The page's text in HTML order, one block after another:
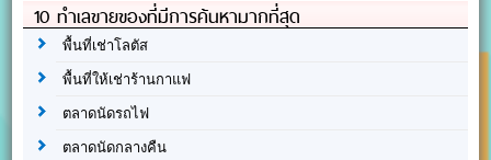
10 ทำเลขายของที่มีการค้นหามากที่สุด
พื้นที่เช่าโลตัส
พื้นที่ให้เช่าร้านกาแฟ
ตลาดนัดรถไฟ
ตลาดนัดกลางคืน